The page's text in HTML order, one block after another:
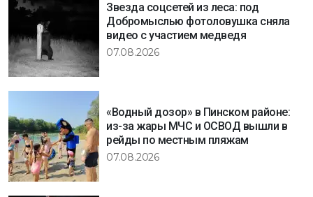
Звезда соцсетей из леса: под
Добромыслью фотоловушка сняла
видео с участием медведя
07.08.2026
«Водный дозор» в Пинском районе:
из-за жары МЧС и ОСВОД вышли в
рейды по местным пляжам
07.08.2026